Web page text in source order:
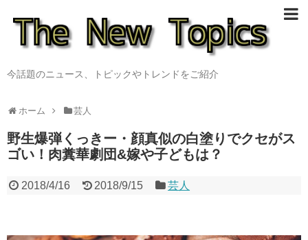
今話題のニュース、トピックやトレンドをご紹介
ホーム 芸人
野生爆弾くっきー・顔真似の白塗りでクセがス
ゴい！肉糞華劇団&嫁や子どもは？
2018/4/16 2018/9/15 芸人